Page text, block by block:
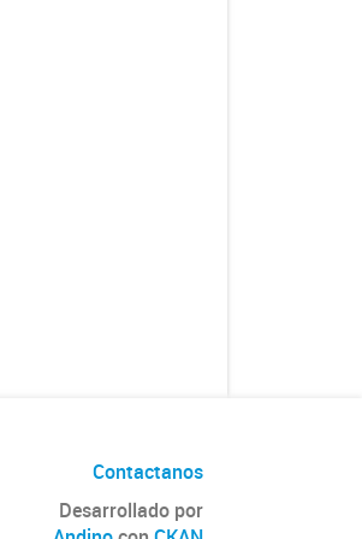
Contactanos
Desarrollado por